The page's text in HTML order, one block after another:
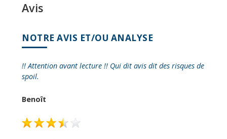
Avis
NOTRE AVIS ET/OU ANALYSE
!! Attention avant lecture !! Qui dit avis dit des risques de
spoil.
Benoît